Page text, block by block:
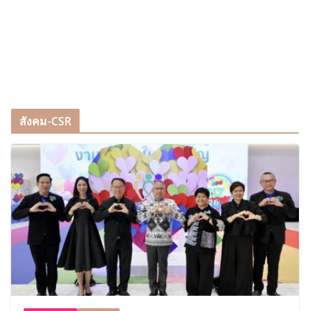
สังคม-CSR